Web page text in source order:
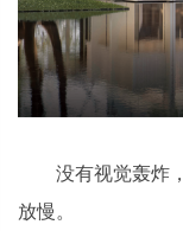
没有视觉轰炸
放慢。